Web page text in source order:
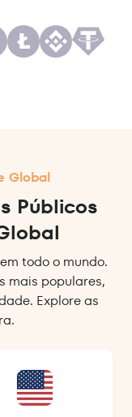
Global
Públicos
todo o mundo.
mais populares,
Explore as